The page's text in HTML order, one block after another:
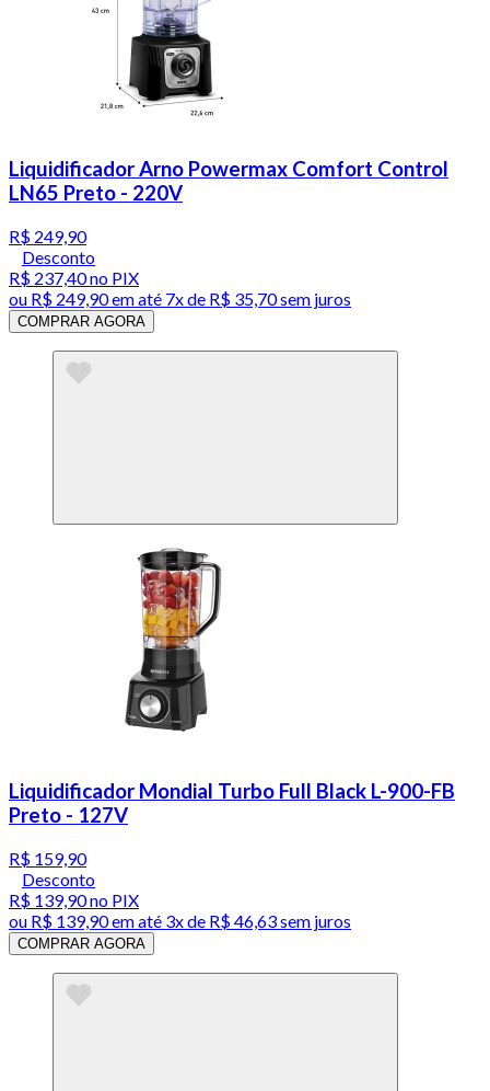
Liquidificador Arno Powermax Comfort Control
LN65 Preto - 220V
R$ 249,90
Desconto
R$ 237,40no PIX
ou R$ 249,90em até 7x de R$ 35,70 sem juros
COMPRAR AGORA
Liquidificador Mondial Turbo Full Black L-900-FB
Preto - 127V
R$ 159,90
Desconto
R$ 139,90no PIX
ou R$ 139,90em até 3x de R$ 46,63 sem juros
COMPRAR AGORA